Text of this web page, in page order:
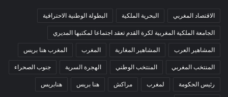
الاقتصاد المغربي البحرية الملكية البطولة الوطنية الاحترافية
الجامعة الملكية المغربية لكرة القدم تعقد اجتماعا لمكتبها المديري
المشاهير العرب المشاهير المغاربة المغرب المغرب هنا بريس
المنتخب المغربي المنتخب الوطني الهجرة السرية جنوب الصحراء
رئيس الحكومة لمغرب مراكش هنا بريس هنابريس